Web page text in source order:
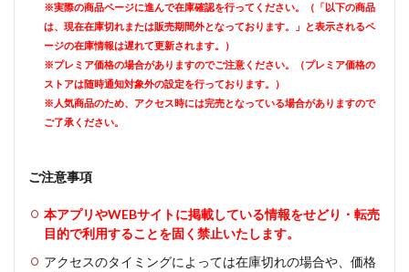
※実際の商品ページに進んで在庫確認を行ってください。（「以下の商品
は、現在在庫切れまたは販売期間外となっております。」と表示されるペ
ージの在庫情報は遅れて更新されます。）
※プレミア価格の場合がありますのでご注意ください。（プレミア価格の
ストアは随時通知対象外の設定を行っております。）
※人気商品のため、アクセス時には完売となっている場合がありますので
ご了承ください。
ご注意事項
本アプリやWEBサイトに掲載している情報をせどり・転売
目的で利用することを固く禁止いたします。
アクセスのタイミングによっては在庫切れの場合や、価格